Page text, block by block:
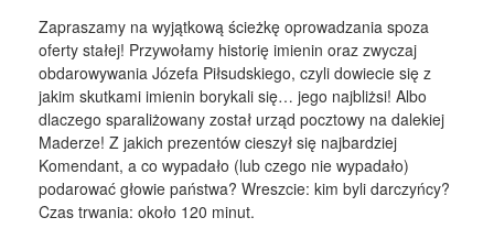
Zapraszamy na wyjątkową ścieżkę oprowadzania spoza
oferty stałej! Przywołamy historię imienin oraz zwyczaj
obdarowywania Józefa Piłsudskiego, czyli dowiecie się z
jakim skutkami imienin borykali się… jego najbliżsi! Albo
dlaczego sparaliżowany został urząd pocztowy na dalekiej
Maderze! Z jakich prezentów cieszył się najbardziej
Komendant, a co wypadało (lub czego nie wypadało)
podarować głowie państwa? Wreszcie: kim byli darczyńcy?
Czas trwania: około 120 minut.